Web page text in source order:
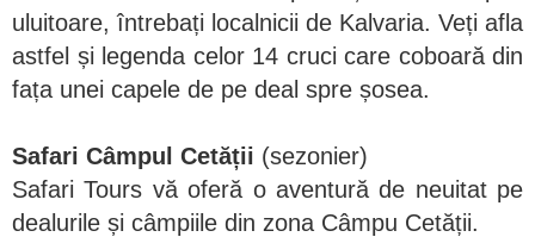
uluitoare, întrebați localnicii de Kalvaria. Veți afla
astfel și legenda celor 14 cruci care coboară din
fața unei capele de pe deal spre șosea.
Safari Câmpul Cetății (sezonier)
Safari Tours vă oferă o aventură de neuitat pe
dealurile și câmpiile din zona Câmpu Cetății.